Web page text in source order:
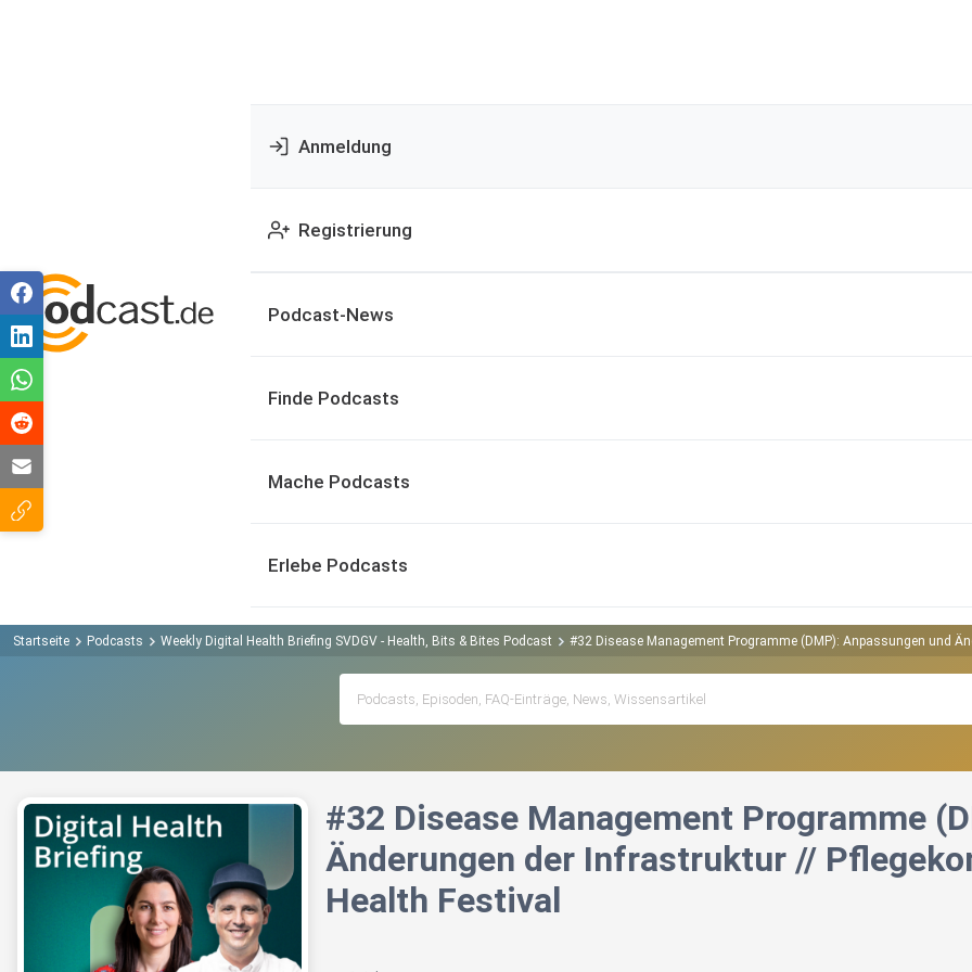
Anmeldung
Registrierung
Podcast-News
Finde Podcasts
Mache Podcasts
Erlebe Podcasts
Startseite Podcasts Weekly Digital Health Briefing SVDGV - Health, Bits & Bites Podcast #32 Disease Management Programme (DMP): Anpassungen und
#32 Disease Management Programme
Änderungen der Infrastruktur //
Health Festival